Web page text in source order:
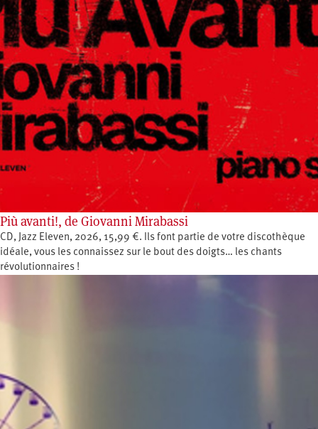
Più avanti!, de Giovanni Mirabassi
CD, Jazz Eleven, 2026, 15,99 €. Ils font partie de votre discothèque
idéale, vous les connaissez sur le bout des doigts… les chants
révolutionnaires !